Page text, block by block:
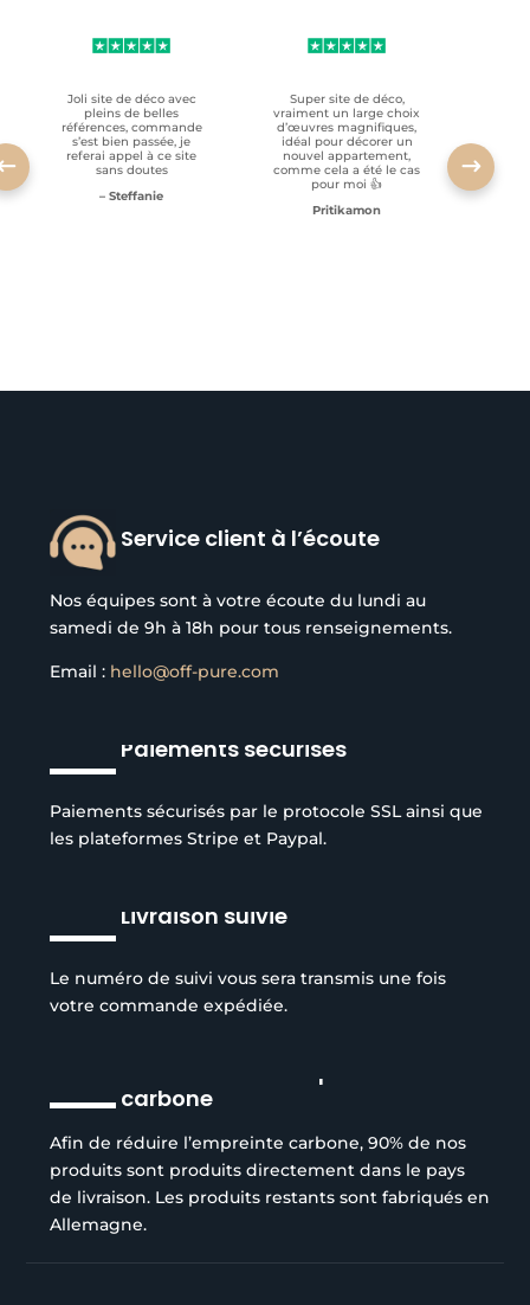
Joli site de déco avec
pleins de belles
références, commande
s’est bien passée, je
referai appel à ce site
sans doutes
– Steffanie
Super site de déco,
vraiment un large choix
d’œuvres magnifiques,
idéal pour décorer un
nouvel appartement,
comme cela a été le cas
pour moi 👍
Pritikamon
Service client à l’écoute
Nos équipes sont à votre écoute du lundi au
samedi de 9h à 18h pour tous renseignements.
Email : hello@off-pure.com
Paiements sécurisés
Paiements sécurisés par le protocole SSL ainsi que
les plateformes Stripe et Paypal.
Livraison suivie
Le numéro de suivi vous sera transmis une fois
votre commande expédiée.
carbone
Afin de réduire l’empreinte carbone, 90% de nos
produits sont produits directement dans le pays
de livraison. Les produits restants sont fabriqués en
Allemagne.